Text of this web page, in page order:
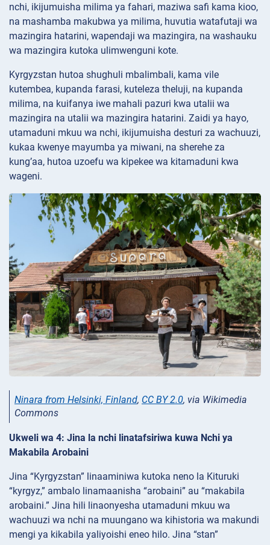
nchi, ikijumuisha milima ya fahari, maziwa safi kama kioo,
na mashamba makubwa ya milima, huvutia watafutaji wa
mazingira hatarini, wapendaji wa mazingira, na washauku
wa mazingira kutoka ulimwenguni kote.
Kyrgyzstan hutoa shughuli mbalimbali, kama vile
kutembea, kupanda farasi, kuteleza theluji, na kupanda
milima, na kuifanya iwe mahali pazuri kwa utalii wa
mazingira na utalii wa mazingira hatarini. Zaidi ya hayo,
utamaduni mkuu wa nchi, ikijumuisha desturi za wachuuzi,
kukaa kwenye mayumba ya miwani, na sherehe za
kung’aa, hutoa uzoefu wa kipekee wa kitamaduni kwa
wageni.
Ninara from Helsinki, Finland, CC BY 2.0, via Wikimedia
Commons
Ukweli wa 4: Jina la nchi linatafsiriwa kuwa Nchi ya
Makabila Arobaini
Jina “Kyrgyzstan” linaaminiwa kutoka neno la Kituruki
“kyrgyz,” ambalo linamaanisha “arobaini” au “makabila
arobaini.” Jina hili linaonyesha utamaduni mkuu wa
wachuuzi wa nchi na muungano wa kihistoria wa makundi
mengi ya kikabila yaliyoishi eneo hilo. Jina “stan”